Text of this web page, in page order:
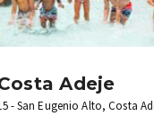
Adeje
- San Eugenio Alto, Costa